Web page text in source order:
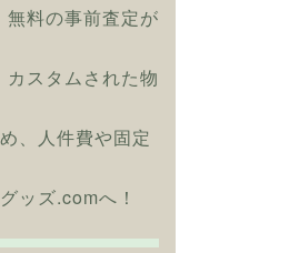
料の事前査定が
スタムされた物
、人件費や固定
ッズ.comへ！